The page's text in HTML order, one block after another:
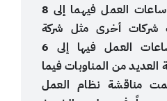
وشركة ford بتخفيض ساعات العمل فيهما إلى 8
شركات أخرى مثل شركة
Kellogg بتخفيض ساعات العمل فيها إلى 6
من المناوبات فيما
مناقشة نظام العمل